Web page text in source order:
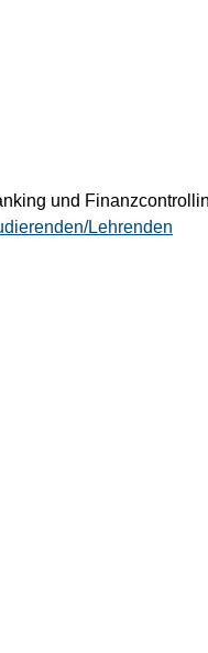
und
Lehrenden